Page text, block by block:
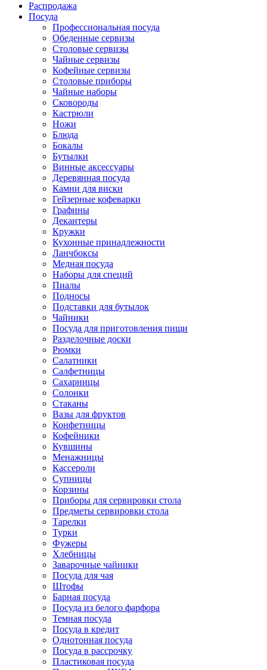
Распродажа
Посуда
Профессиональная посуда
Обеденные сервизы
Столовые сервизы
Чайные сервизы
Кофейные сервизы
Столовые приборы
Чайные наборы
Сковороды
Кастрюли
Ножи
Блюда
Бокалы
Бутылки
Винные аксессуары
Деревянная посуда
Камни для виски
Гейзерные кофеварки
Графины
Декантеры
Кружки
Кухонные принадлежности
Ланчбоксы
Медная посуда
Наборы для специй
Пиалы
Подносы
Подставки для бутылок
Чайники
Посуда для приготовления пищи
Разделочные доски
Рюмки
Салатники
Салфетницы
Сахарницы
Солонки
Стаканы
Вазы для фруктов
Конфетницы
Кофейники
Кувшины
Менажницы
Кассероли
Супницы
Корзины
Приборы для сервировки стола
Предметы сервировки стола
Тарелки
Турки
Фужеры
Хлебницы
Заварочные чайники
Посуда для чая
Штофы
Барная посуда
Посуда из белого фарфора
Темная посуда
Посуда в кредит
Однотонная посуда
Посуда в рассрочку
Пластиковая посуда